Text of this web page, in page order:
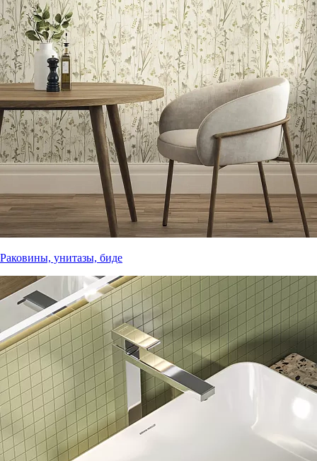
Раковины, унитазы, биде